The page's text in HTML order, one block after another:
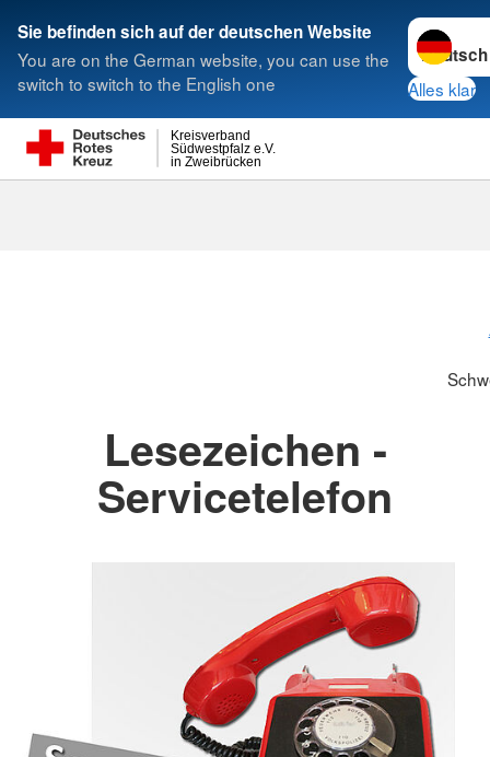
Sie befinden sich auf der deutschen Website
You are on the German website, you can use the
switch to switch to the English one
Sprache
Alles klar
in Zweibrücken
Südwestpfalz e.V.
Kreisverband
Suche
Lesezeichen -
Servicetelefon